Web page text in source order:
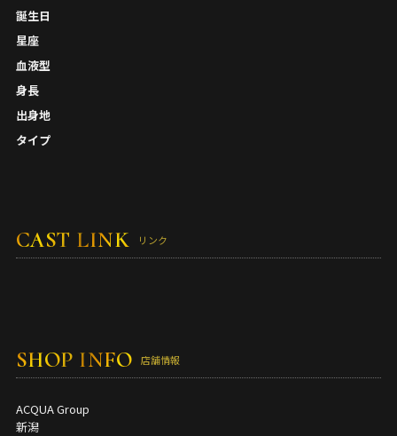
誕生日
星座
血液型
身長
出身地
タイプ
CAST LINK リンク
SHOP INFO 店舗情報
ACQUA Group
新潟